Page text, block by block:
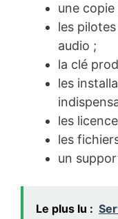
une
les
audio ;
la clé
les
les
les
un
Le plus lu :